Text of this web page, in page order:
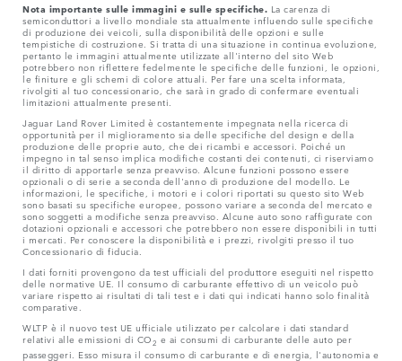
Nota importante sulle immagini e sulle specifiche. La carenza di
semiconduttori a livello mondiale sta attualmente influendo sulle specifiche
di produzione dei veicoli, sulla disponibilità delle opzioni e sulle
tempistiche di costruzione. Si tratta di una situazione in continua evoluzione,
pertanto le immagini attualmente utilizzate all'interno del sito Web
potrebbero non riflettere fedelmente le specifiche delle funzioni, le opzioni,
le finiture e gli schemi di colore attuali. Per fare una scelta informata,
rivolgiti al tuo concessionario, che sarà in grado di confermare eventuali
limitazioni attualmente presenti.
Jaguar Land Rover Limited è costantemente impegnata nella ricerca di
opportunità per il miglioramento sia delle specifiche del design e della
produzione delle proprie auto, che dei ricambi e accessori. Poiché un
impegno in tal senso implica modifiche costanti dei contenuti, ci riserviamo
il diritto di apportarle senza preavviso. Alcune funzioni possono essere
opzionali o di serie a seconda dell'anno di produzione del modello. Le
informazioni, le specifiche, i motori e i colori riportati su questo sito Web
sono basati su specifiche europee, possono variare a seconda del mercato e
sono soggetti a modifiche senza preavviso. Alcune auto sono raffigurate con
dotazioni opzionali e accessori che potrebbero non essere disponibili in tutti
i mercati. Per conoscere la disponibilità e i prezzi, rivolgiti presso il tuo
Concessionario di fiducia.
I dati forniti provengono da test ufficiali del produttore eseguiti nel rispetto
delle normative UE. Il consumo di carburante effettivo di un veicolo può
variare rispetto ai risultati di tali test e i dati qui indicati hanno solo finalità
comparative.
WLTP è il nuovo test UE ufficiale utilizzato per calcolare i dati standard
relativi alle emissioni di CO2 e ai consumi di carburante delle auto per
passeggeri. Esso misura il consumo di carburante e di energia, l'autonomia e